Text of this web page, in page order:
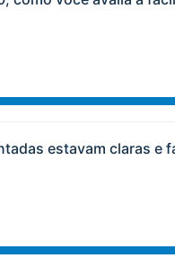
estavam claras e